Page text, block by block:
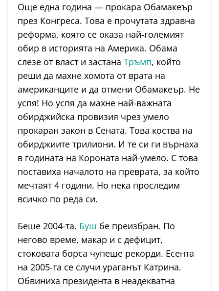
Още една година — прокара Обамакеър
през Конгреса. Това е прочутата здравна
реформа, която се оказа най-големият
обир в историята на Америка. Обама
слезе от власт и застана Тръмп, който
реши да махне хомота от врата на
американците и да отмени Обамакеър. Не
успя! Но успя да махне най-важната
обирджийска провизия чрез умело
прокаран закон в Сената. Това коства на
обирджиите трилиони. И те си ги върнаха
в годината на Короната най-умело. С това
поставиха началото на преврата, за който
мечтаят 4 години. Но нека проследим
всичко по реда си.
Беше 2004-та. Буш бе преизбран. По
негово време, макар и с дефицит,
стоковата борса чупеше рекорди. Есента
на 2005-та се случи ураганът Катрина.
Обвиниха президента в неадекватна